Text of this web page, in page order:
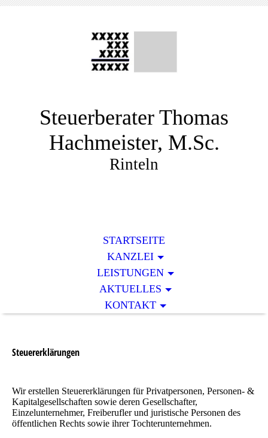
Steuerberater Thomas
Hachmeister, M.Sc.
Rinteln
STARTSEITE
KANZLEI
LEISTUNGEN
AKTUELLES
KONTAKT
Steuererklärungen
Wir erstellen Steuererklärungen für Privatpersonen, Personen- &
Kapitalgesellschaften sowie deren Ge­sell­schaf­ter,
Einzelunternehmer, Freiberufler und juristische Personen des
öffentlichen Rechts sowie ihrer Tochterunternehmen.